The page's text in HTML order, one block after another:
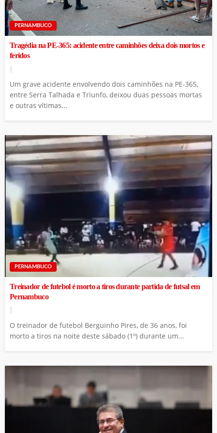
PERNAMBUCO
Tragédia na PE-365: acidente entre caminhões deixa dois mortos e
feridos
Um grave acidente envolvendo dois caminhões na PE-365,
entre Serra Talhada e Triunfo, deixou duas pessoas mortas
e outras vítimas...
PERNAMBUCO
Treinador de futebol é morto a tiros durante partida de futsal em
Pernambuco
O treinador de futebol Berguinho Pires, de 36 anos, foi
morto a tiros na noite deste sábado (1º) durante um...